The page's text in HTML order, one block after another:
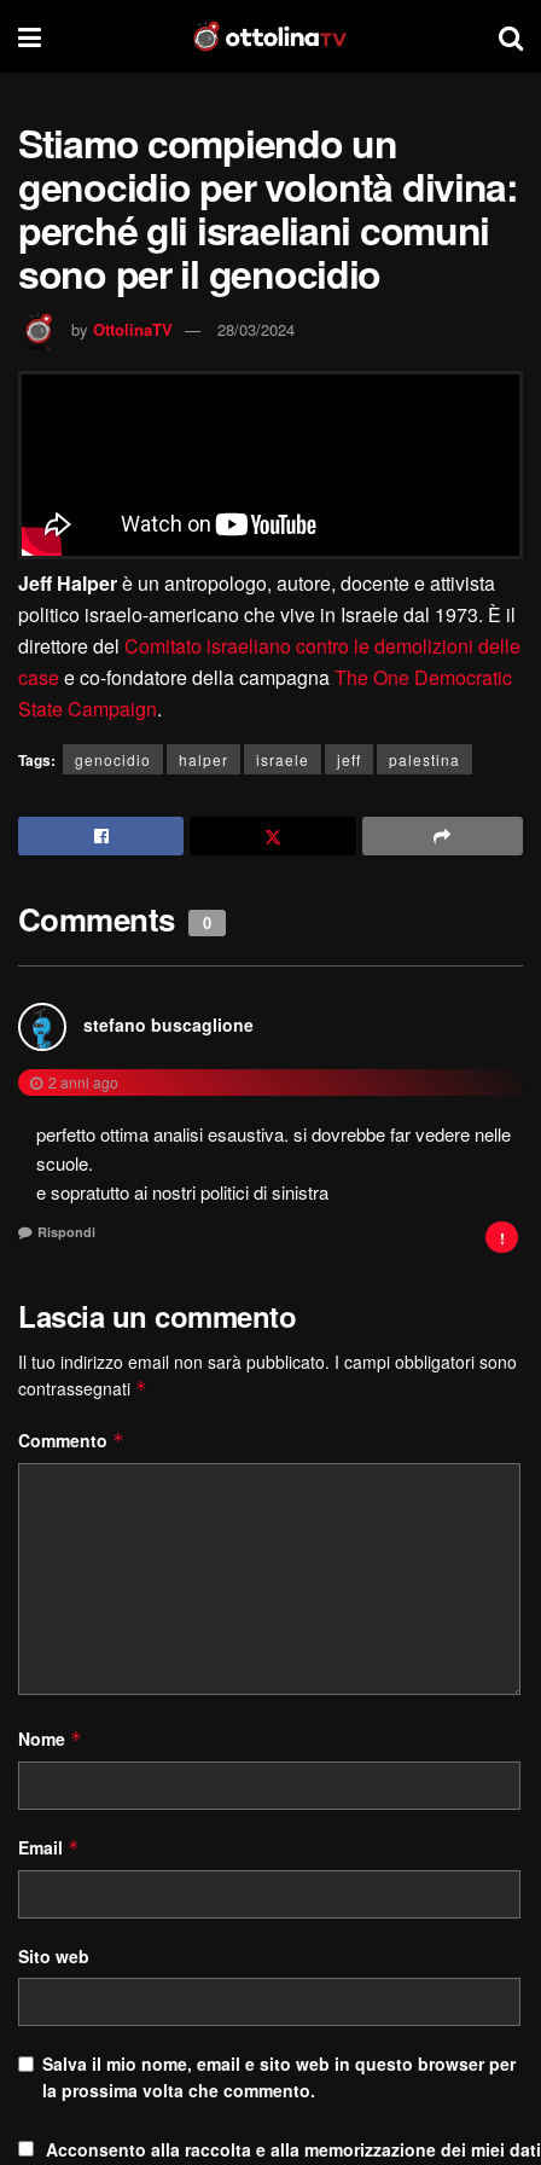
Stiamo compiendo un
genocidio per volontà divina:
perché gli israeliani comuni
sono per il genocidio
by OttolinaTV 28/03/2024
Jeff Halperè un antropologo, autore, docente e attivista
politico israelo-americano che vive in Israele dal 1973. È il
direttore del Comitato israeliano contro le demolizioni delle
casee co-fondatore della campagnaThe One Democratic
State Campaign.
Tags: genocidio halper israele jeff palestina
Comments 0
stefano buscaglione
2 anni ago
perfetto ottima analisi esaustiva. si dovrebbe far vedere nelle
scuole.
e sopratutto ai nostri politici di sinistra
Rispondi
Lascia un commento
Il tuo indirizzo email non sarà pubblicato. I campi obbligatori sono
contrassegnati *
Commento *
Nome *
Email *
Sito web
Salva il mio nome, email e sito web in questo browser per
la prossima volta che commento.
Acconsento alla raccolta e alla memorizzazione dei miei dati